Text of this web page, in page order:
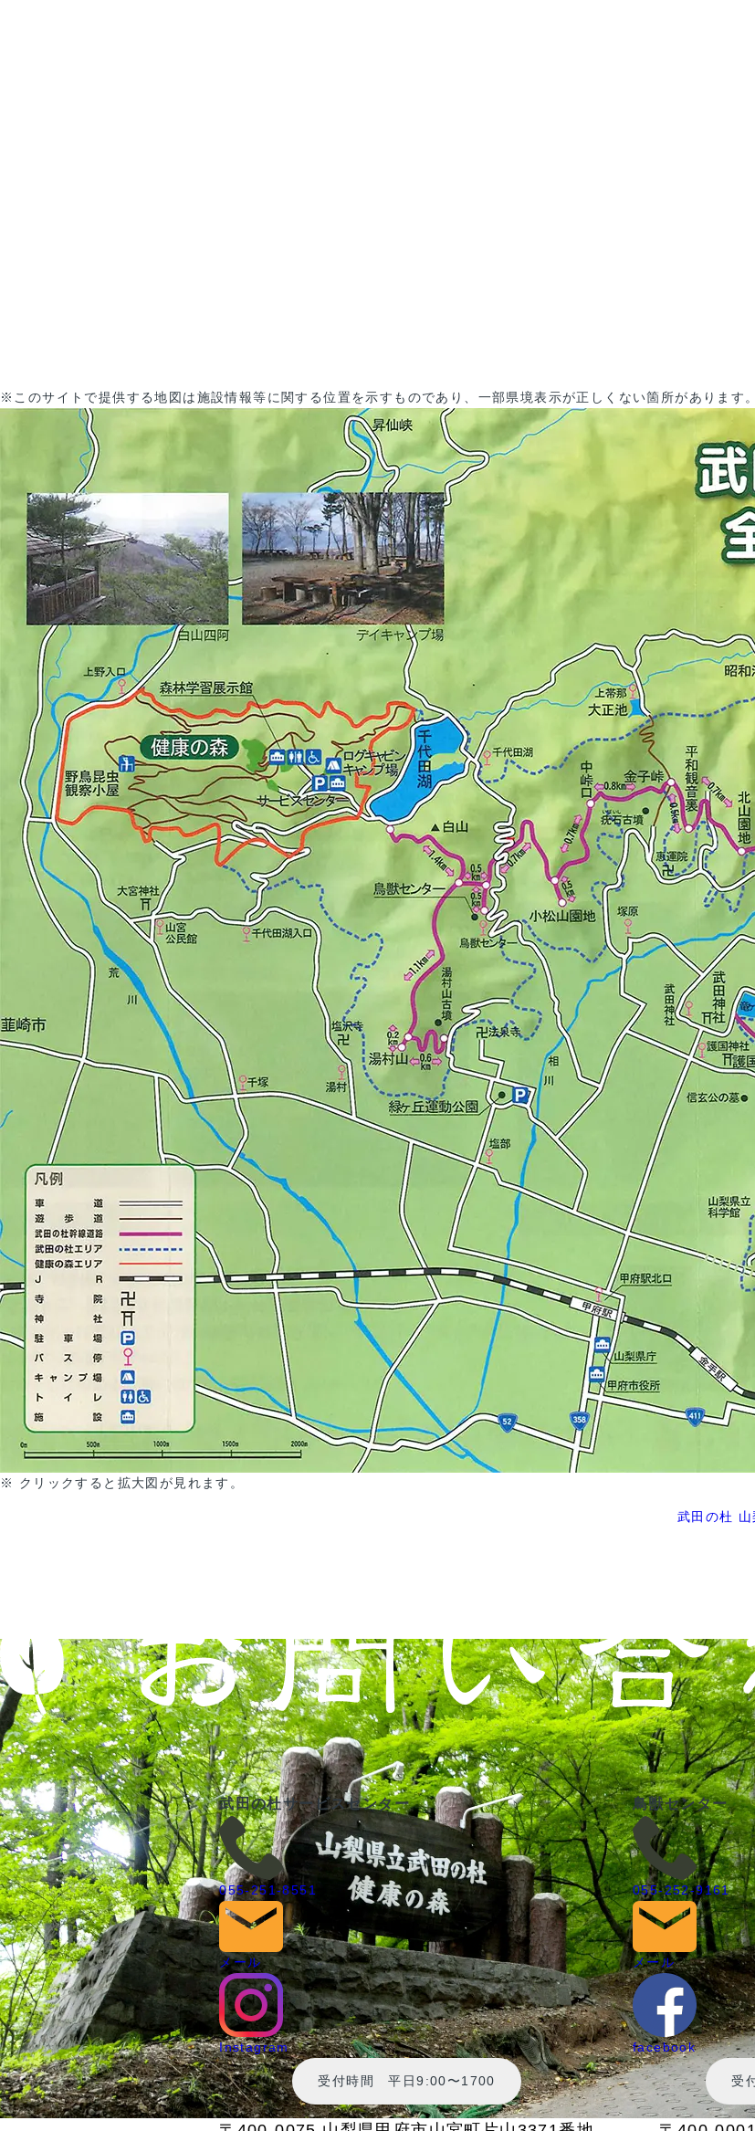
※このサイトで提供する地図は施設情報等に関する位置を示すものであり、一部県境表示が正しくない箇所があります。
※ クリックすると拡大図が見れます。
武田の杜
武田の杜サービスセンター
055-251-8551
メール
Instagram
受付時間 平日9:00〜1700
鳥獣センター
055-252-9161
メール
facebook
受